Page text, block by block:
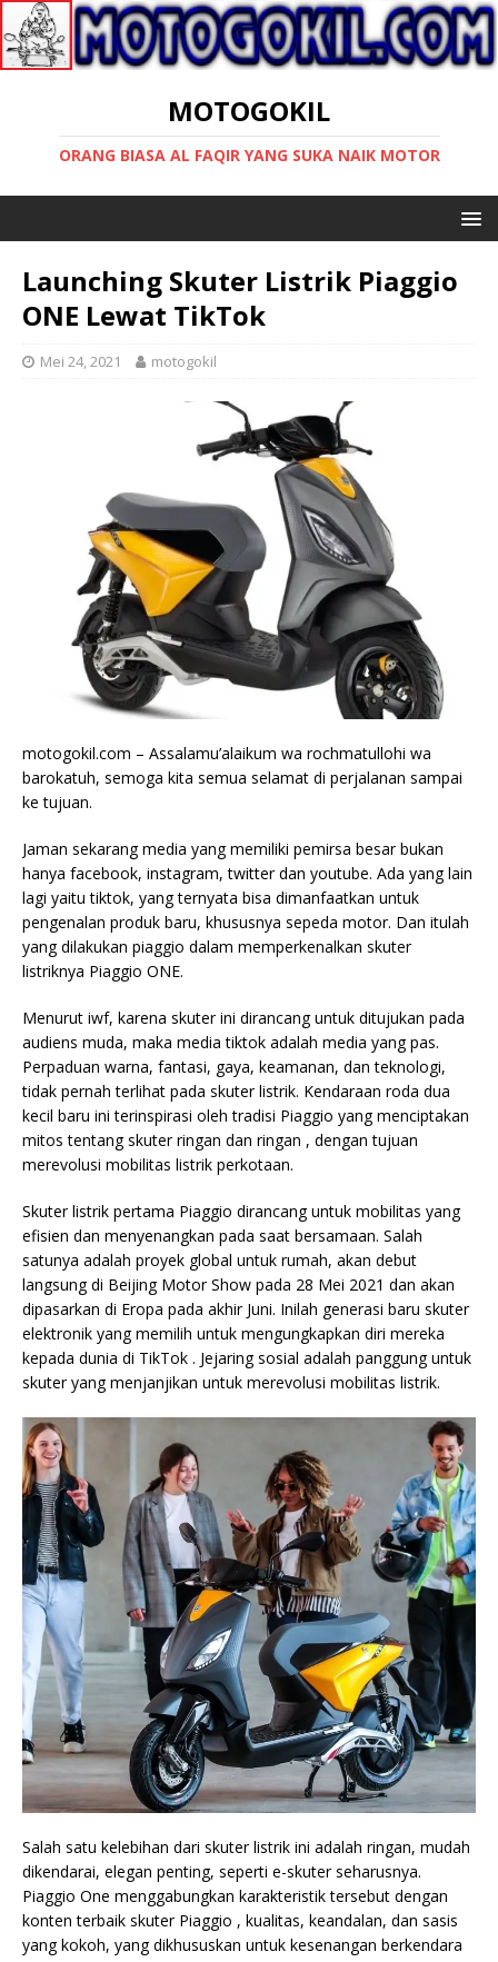
MOTOGOKIL
ORANG BIASA AL FAQIR YANG SUKA NAIK MOTOR
Launching Skuter Listrik Piaggio
ONE Lewat TikTok
Mei 24, 2021 motogokil
motogokil.com – Assalamu’alaikum wa rochmatullohi wa
barokatuh, semoga kita semua selamat di perjalanan sampai
ke tujuan.
Jaman sekarang media yang memiliki pemirsa besar bukan
hanya facebook, instagram, twitter dan youtube. Ada yang lain
lagi yaitu tiktok, yang ternyata bisa dimanfaatkan untuk
pengenalan produk baru, khususnya sepeda motor. Dan itulah
yang dilakukan piaggio dalam memperkenalkan skuter
listriknya Piaggio ONE.
Menurut iwf, karena skuter ini dirancang untuk ditujukan pada
audiens muda, maka media tiktok adalah media yang pas.
Perpaduan warna, fantasi, gaya, keamanan, dan teknologi,
tidak pernah terlihat pada skuter listrik. Kendaraan roda dua
kecil baru ini terinspirasi oleh tradisi Piaggio yang menciptakan
mitos tentang skuter ringan dan ringan , dengan tujuan
merevolusi mobilitas listrik perkotaan.
Skuter listrik pertama Piaggio dirancang untuk mobilitas yang
efisien dan menyenangkan pada saat bersamaan. Salah
satunya adalah proyek global untuk rumah, akan debut
langsung di Beijing Motor Show pada 28 Mei 2021 dan akan
dipasarkan di Eropa pada akhir Juni. Inilah generasi baru skuter
elektronik yang memilih untuk mengungkapkan diri mereka
kepada dunia di TikTok . Jejaring sosial adalah panggung untuk
skuter yang menjanjikan untuk merevolusi mobilitas listrik.
Salah satu kelebihan dari skuter listrik ini adalah ringan, mudah
dikendarai, elegan penting, seperti e-skuter seharusnya.
Piaggio One menggabungkan karakteristik tersebut dengan
konten terbaik skuter Piaggio , kualitas, keandalan, dan sasis
yang kokoh, yang dikhususkan untuk kesenangan berkendara